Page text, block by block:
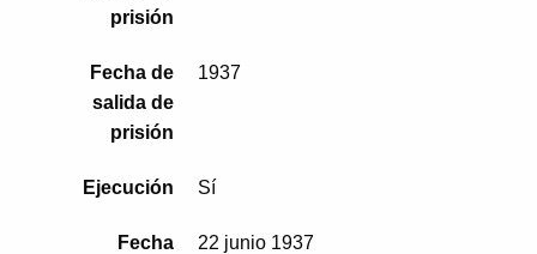
prisión
Fecha de
salida de
prisión
1937
Ejecución Sí
Fecha
22 junio 1937